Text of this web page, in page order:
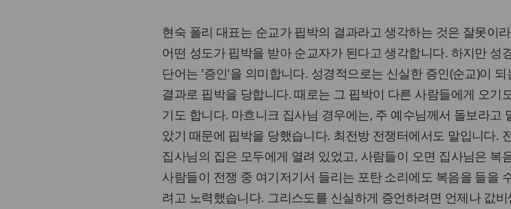
현숙 폴리 대표는 순교가 핍박의 결과라고 생각하는 것은 잘못이
어떤 성도가 핍박을 받아 순교자가 된다고 생각합니다. 하지만 성
단어는 '증인'을 의미합니다. 성경적으로는 신실한 증인(순교)이
결과로 핍박을 당합니다. 때로는 그 핍박이 다른 사람들에게 오기
기도 합니다. 마흐니크 집사님 경우에는, 주 예수님께서 돌보라고
았기 때문에 핍박을 당했습니다. 최전방 전쟁터에서도 말입니다.
집사님의 집은 모두에게 열려 있었고, 사람들이 오면 집사님은 복
사람들이 전쟁 중 여기저기서 들리는 포탄 소리에도 복음을 들을
려고 노력했습니다. 그리스도를 신실하게 증언하려면 언제나 값